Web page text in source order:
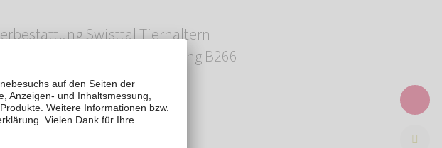
Swisttal Tierhaltern
unweit der Gabelung B266